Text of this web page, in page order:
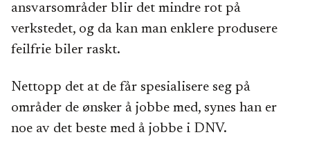
ansvarsområder blir det mindre rot på
verkstedet, og da kan man enklere produsere
feilfrie biler raskt.
Nettopp det at de får spesialisere seg på
områder de ønsker å jobbe med, synes han er
noe av det beste med å jobbe i DNV.